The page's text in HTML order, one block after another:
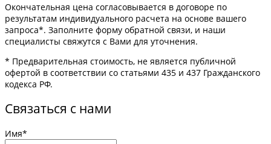
Окончательная цена согласовывается в договоре по
результатам индивидуального расчета на основе вашего
запроса*. Заполните форму обратной связи, и наши
специалисты свяжутся с Вами для уточнения.
* Предварительная стоимость, не является публичной
офертой в соответствии со статьями 435 и 437 Гражданского
кодекса РФ.
Связаться с нами
Имя*